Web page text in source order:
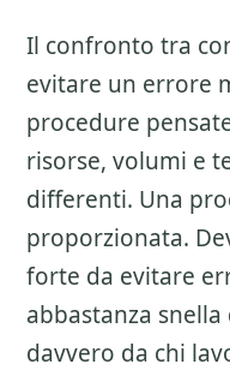
Il confronto tra
evitare un errore
procedure
risorse, volumi e
differenti. Una
proporzionata.
forte da evitare
abbastanza
davvero da chi